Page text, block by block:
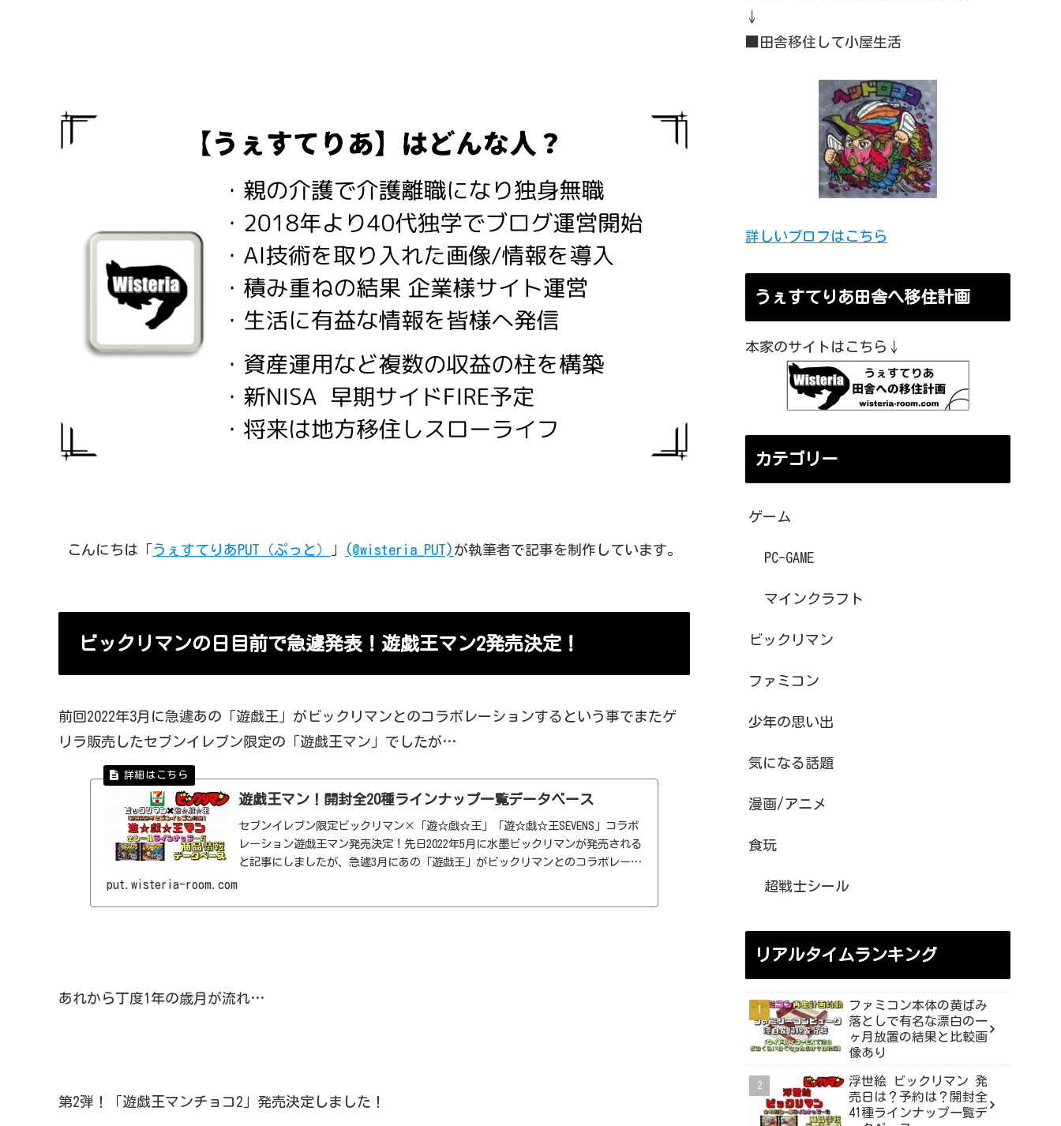
こんにちは「うぇすてりあPUT（ぷっと） 」 (@wisteria_PUT) が執筆者で記事を制作しています。
ビックリマンの日目前で急遽発表！遊戯王マン2発売決定！
前回2022年3月に急遽あの「遊戯王」がビックリマンとのコラボレーションするという事でまたゲ
リラ販売したセブンイレブン限定の「遊戯王マン」でしたが…
遊戯王マン！開封全20種ラインナップ一覧データベース
セブンイレブン限定ビックリマン×「遊☆戯☆王」「遊☆戯☆王SEVENS」コラボ
レーション遊戯王マン発売決定！先日2022年5月に水墨ビックリマンが発売される
と記事にしましたが、急遽3月にあの「遊戯王」がビックリマンとのコラボレーシ
put.wisteria-room.com
あれから丁度1年の歳月が流れ…
第2弾！「遊戯王マンチョコ2」発売決定しました！
↓
■田舎移住して小屋生活
詳しいプロフはこちら
うぇすてりあ田舎へ移住計画
本家のサイトはこちら↓
カテゴリー
ゲーム
PC-GAME
マインクラフト
ビックリマン
ファミコン
少年の思い出
気になる話題
漫画/アニメ
食玩
超戦士シール
リアルタイムランキング
ファミコン本体の黄ばみ
落としで有名な漂白の一
ヶ月放置の結果と比較画
像あり
浮世絵 ビックリマン 発
売日は？予約は？開封全
41種ラインナップ一覧デ